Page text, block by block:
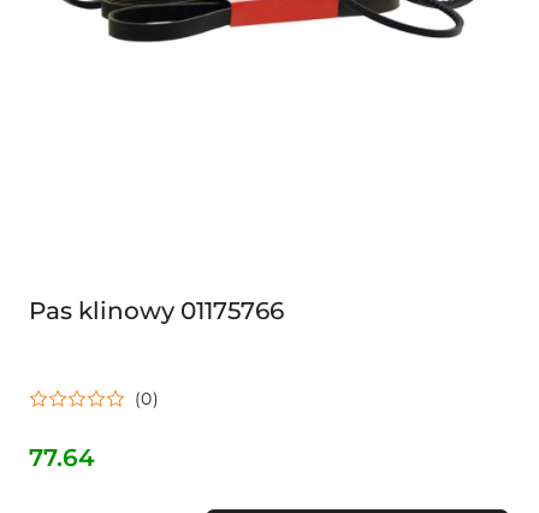
Pas klinowy 01175766
(0)
Cena:
77.64